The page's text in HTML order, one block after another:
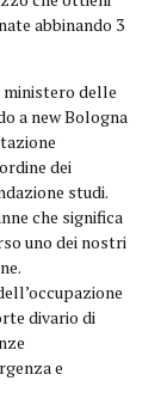
abbinando 3
ministero delle
a new Bologna
dei
studi.
che significa
uno dei nostri
divario di
e